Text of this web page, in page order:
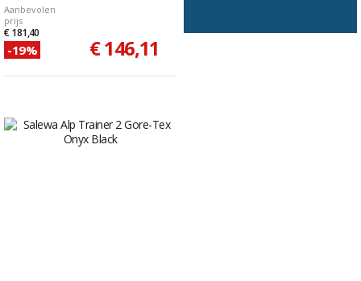
Aanbevolen
prijs
€ 181,40
-19% € 146,11